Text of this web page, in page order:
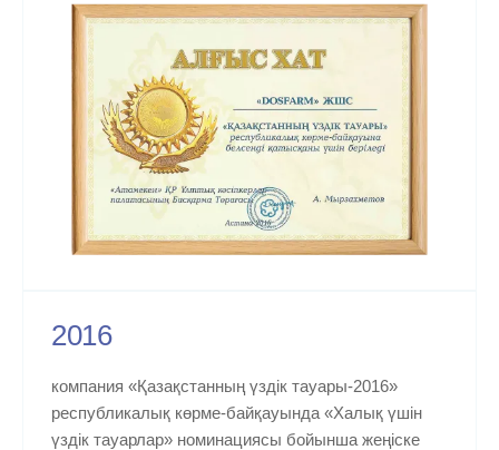
2016
компания «Қазақстанның үздік тауары-2016»
республикалық көрме-байқауында «Халық үшін
үздік тауарлар» номинациясы бойынша жеңіске